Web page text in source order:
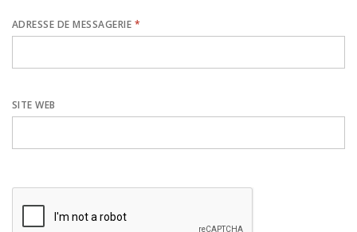
ADRESSE DE MESSAGERIE *
SITE WEB